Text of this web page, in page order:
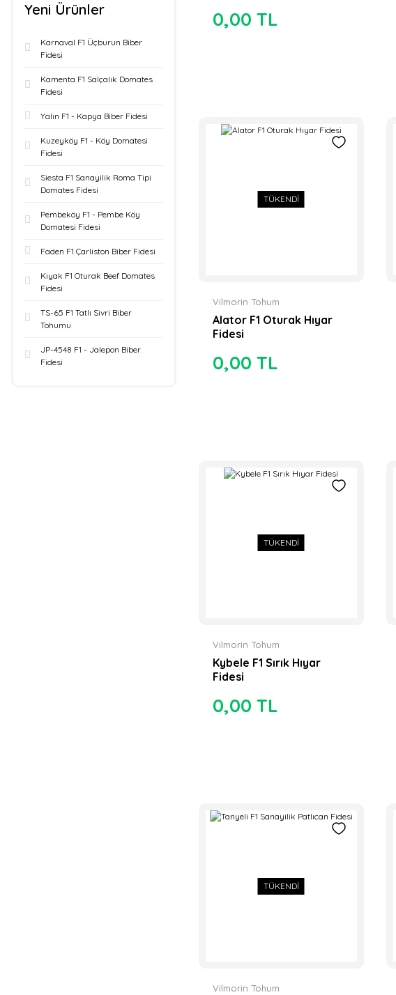
Yeni Ürünler
Karnaval F1 Üçburun Biber
Fidesi
Kamenta F1 Salçalık Domates
Fidesi
Yalın F1 - Kapya Biber Fidesi
Kuzeyköy F1 - Köy Domatesi
Fidesi
Siesta F1 Sanayilik Roma Tipi
Domates Fidesi
Pembeköy F1 - Pembe Köy
Domatesi Fidesi
Faden F1 Çarliston Biber Fidesi
Kıyak F1 Oturak Beef Domates
Fidesi
TS-65 F1 Tatlı Sivri Biber
Tohumu
JP-4548 F1 - Jalepon Biber
Fidesi
0,00 TL
TÜKENDİ
Vilmorin Tohum
Alator F1 Oturak Hıyar
Fidesi
0,00 TL
TÜKENDİ
Vilmorin Tohum
Kybele F1 Sırık Hıyar
Fidesi
0,00 TL
TÜKENDİ
Vilmorin Tohum